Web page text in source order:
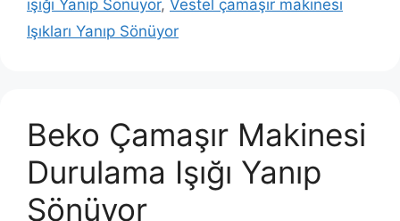
ışığı Yanıp Sönüyor, Vestel çamaşır makinesi
Işıkları Yanıp Sönüyor
Beko Çamaşır Makinesi
Durulama Işığı Yanıp
Sönüyor